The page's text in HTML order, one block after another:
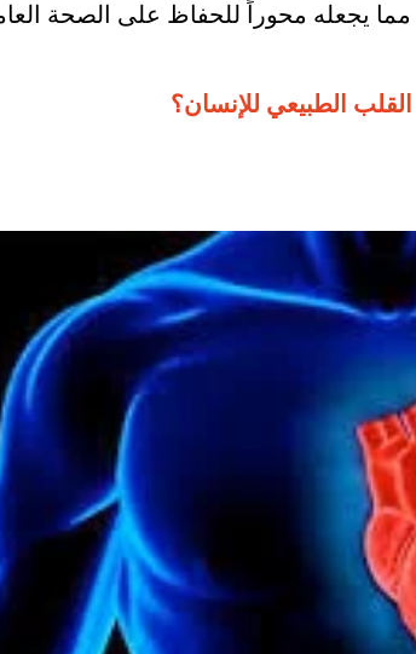
مما يجعله محوراً للحفاظ على الصحة
الطبيعي للإنسان؟